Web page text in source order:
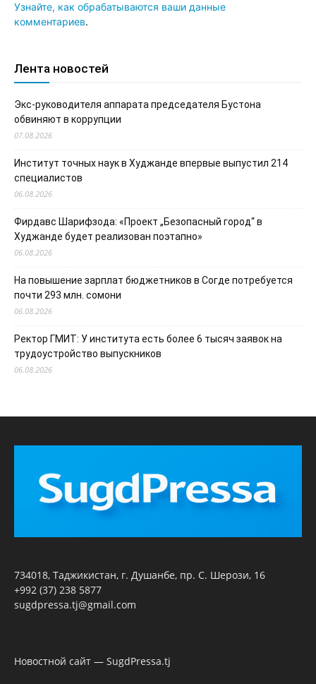
Узнайте, как обрабатываются ваши данные
комментариев.
Лента новостей
Экс-руководителя аппарата председателя Бустона
обвиняют в коррупции
07.08.2026
Институт точных наук в Худжанде впервые выпустил 214
специалистов
06.08.2026
Фирдавс Шарифзода: «Проект „Безопасный город“ в
Худжанде будет реализован поэтапно»
06.08.2026
На повышение зарплат бюджетников в Согде потребуется
почти 293 млн. сомони
06.08.2026
Ректор ГМИТ: У института есть более 6 тысяч заявок на
трудоустройство выпускников
06.08.2026
734018, Таджикистан, г. Душанбе, пр. С. Шерози, 16
+992 (37) 238 5877
sugdpressa.tj@gmail.com
Новостной сайт — SugdPressa.tj